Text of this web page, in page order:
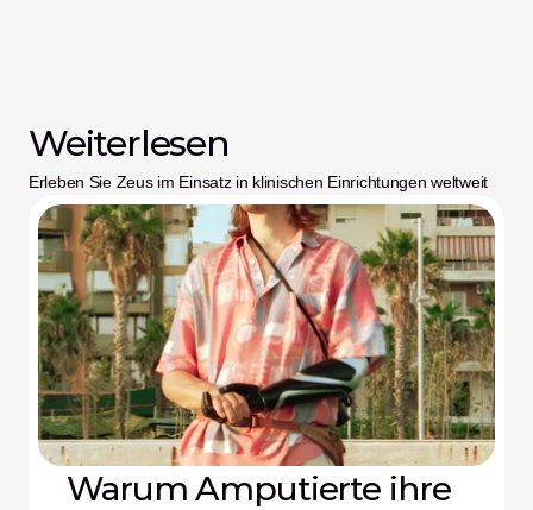
Weiterlesen
Erleben Sie Zeus im Einsatz in klinischen Einrichtungen weltweit
Warum Amputierte ihre